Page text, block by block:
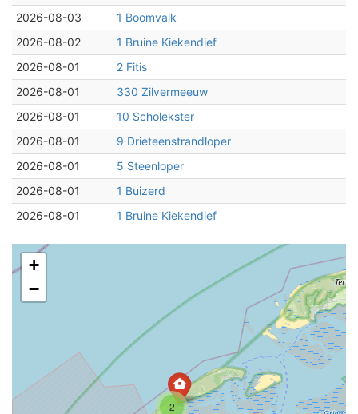
2026-08-03
1 Boomvalk
2026-08-02
1 Bruine Kiekendief
2026-08-01
2 Fitis
2026-08-01
330 Zilvermeeuw
2026-08-01
10 Scholekster
2026-08-01
9 Drieteenstrandloper
2026-08-01
5 Steenloper
2026-08-01
1 Buizerd
2026-08-01
1 Bruine Kiekendief
2
+
−